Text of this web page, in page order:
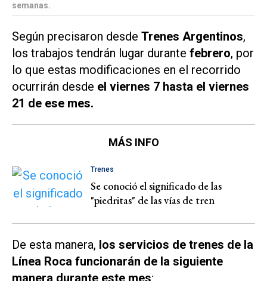
semanas.
Según precisaron desde Trenes Argentinos,
los trabajos tendrán lugar durante febrero, por
lo que estas modificaciones en el recorrido
ocurrirán desde el viernes 7 hasta el viernes
21 de ese mes.
MÁS INFO
Trenes
Se conoció el significado de las
"piedritas" de las vías de tren
De esta manera, los servicios de trenes de la
Línea Roca funcionarán de la siguiente
manera durante este mes: